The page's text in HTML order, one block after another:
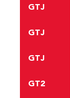
GTJ
GTJ
GTJ
GT2